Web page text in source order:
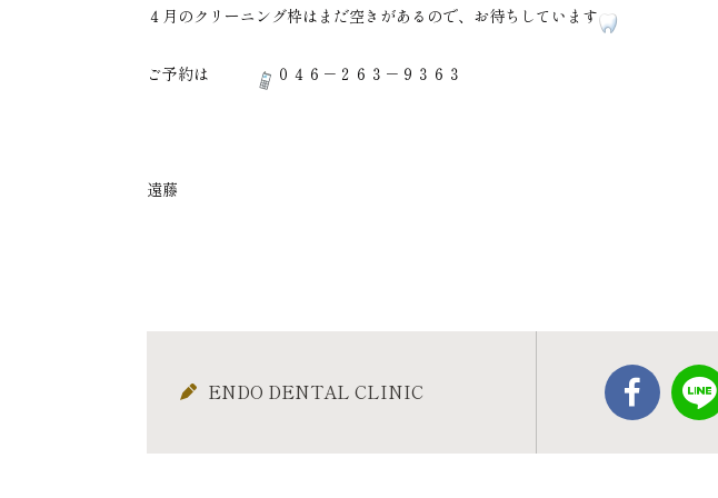
４月のクリーニング枠はまだ空きがあるので、お待ちしています
ご予約は ０４６－２６３－９３６３
遠藤
ENDO DENTAL CLINIC